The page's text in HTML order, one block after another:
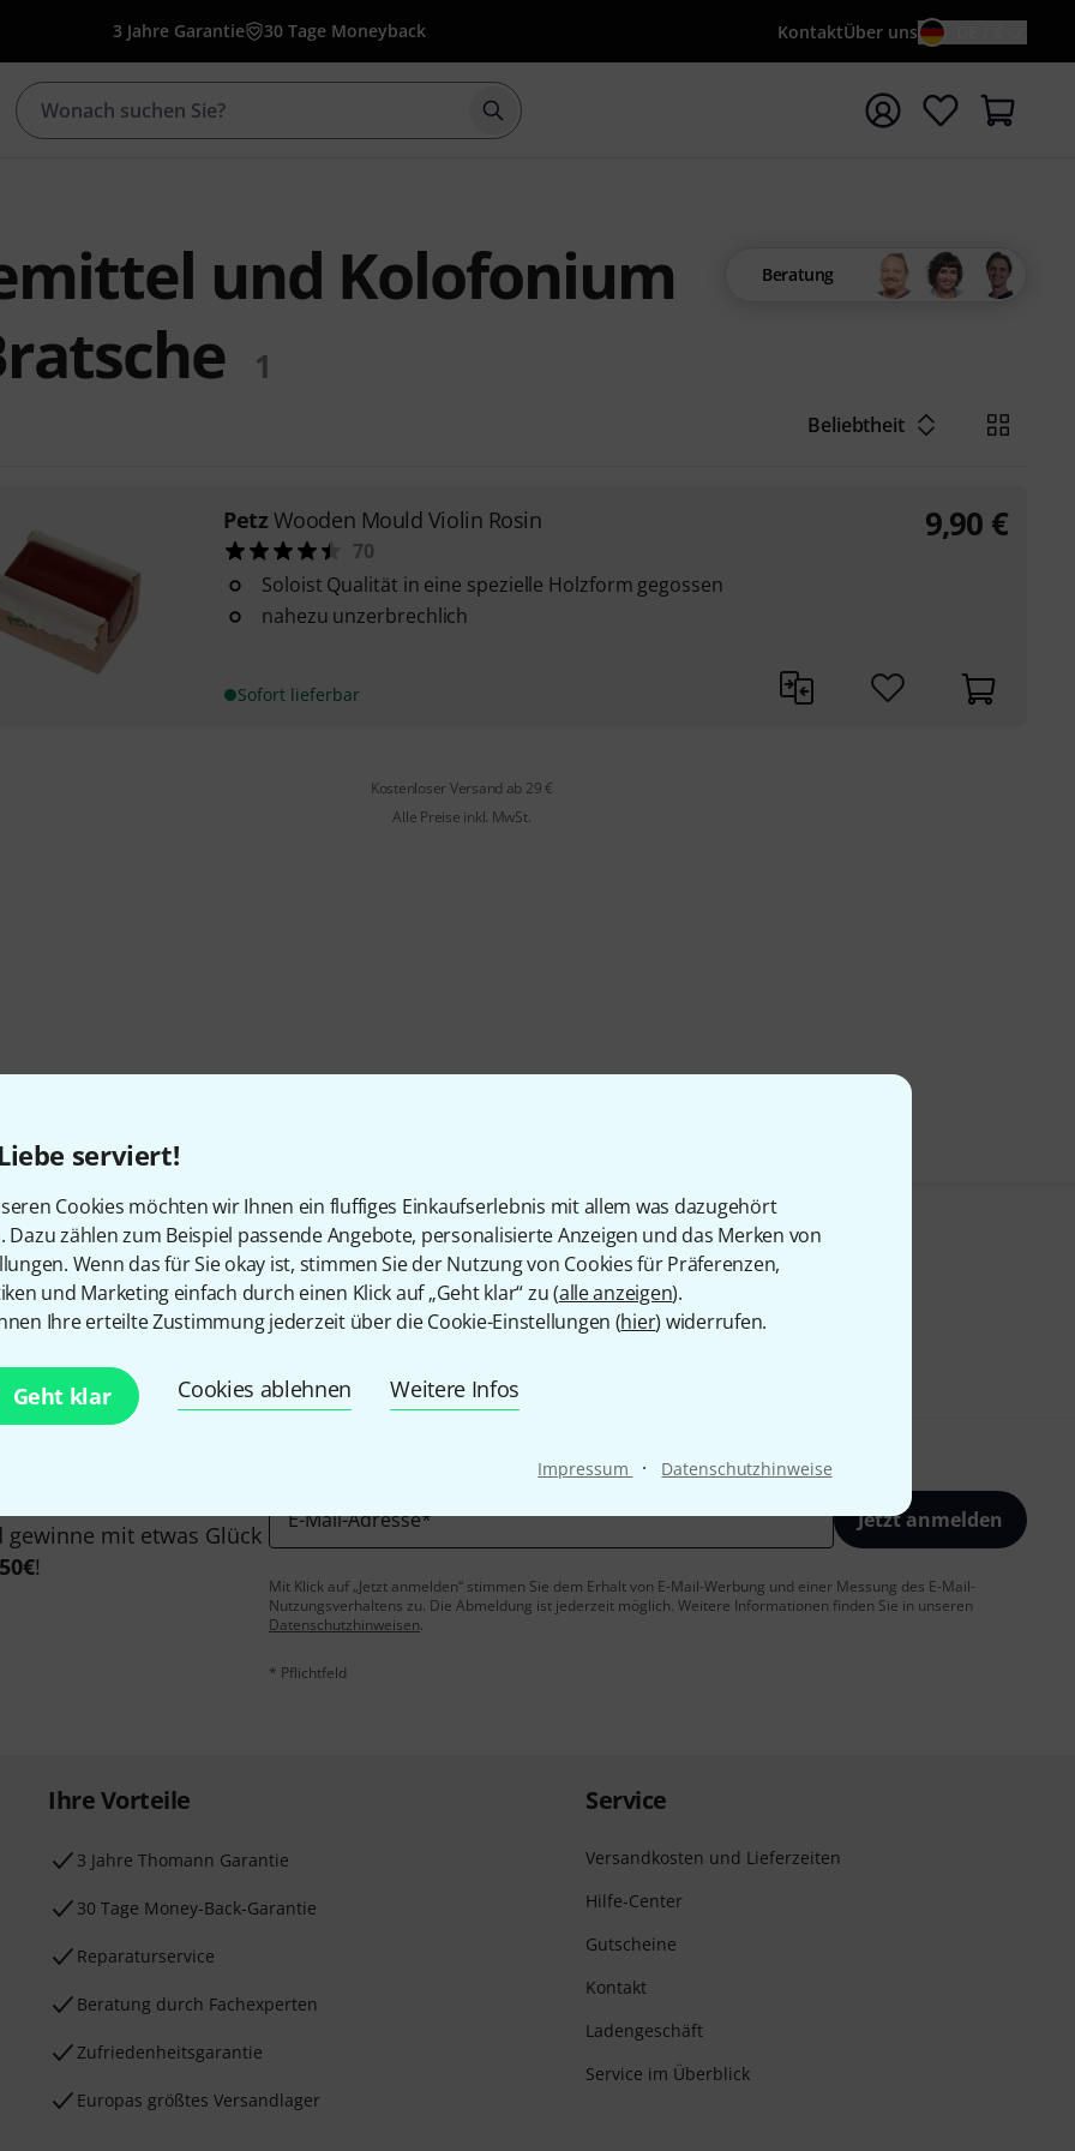
serviert!
Cookies möchten wir Ihnen ein fluffiges Einkaufserlebnis mit allem was dazugehört
Dazu zählen zum Beispiel passende Angebote, personalisierte Anzeigen und das Merken von
Wenn das für Sie okay ist, stimmen Sie der Nutzung von Cookies für Präferenzen,
und Marketing einfach durch einen Klick auf „Geht klar“ zu (alle anzeigen).
Ihre erteilte Zustimmung jederzeit über die Cookie-Einstellungen (hier) widerrufen.
Geht klar Cookies ablehnen Weitere Infos
Impressum · Datenschutzhinweise
3 Jahre Garantie 30 Tage Moneyback KontaktÜber uns
Suche mit Suchwort {searchTerm} starten
und Kolofonium
1
Beratung
Beliebtheit
Petz Wooden Mould Violin Rosin
70
Soloist Qualität in eine spezielle Holzform gegossen
nahezu unzerbrechlich
Sofort lieferbar
9,90 €
Kostenloser Versand ab 29 €
Alle Preise inkl. MwSt.
Gefällt Ihnen, was Sie sehen?
Teilen Hilfe & Feedback
mit etwas Glück
50€!
E-Mail-Adresse* Jetzt anmelden
Mit Klick auf „Jetzt anmelden“ stimmen Sie dem Erhalt von E-Mail-Werbung und einer Messung des E-Mail-
Nutzungsverhaltens zu. Die Abmeldung ist jederzeit möglich. Weitere Informationen finden Sie in unseren
Datenschutzhinweisen.
* Pflichtfeld
Ihre Vorteile
3 Jahre Thomann Garantie
30 Tage Money-Back-Garantie
Reparaturservice
Beratung durch Fachexperten
Zufriedenheitsgarantie
Europas größtes Versandlager
Service
Versandkosten und Lieferzeiten
Hilfe-Center
Gutscheine
Kontakt
Ladengeschäft
Service im Überblick